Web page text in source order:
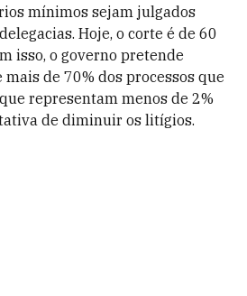
mínimos sejam julgados
Hoje, o corte é de 60
isso, o governo pretende
de 70% dos processos que
representam menos de 2%
de diminuir os litígios.